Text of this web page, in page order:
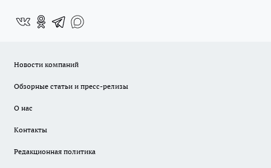
Новости компаний
Обзорные статьи и пресс-релизы
О нас
Контакты
Редакционная политика